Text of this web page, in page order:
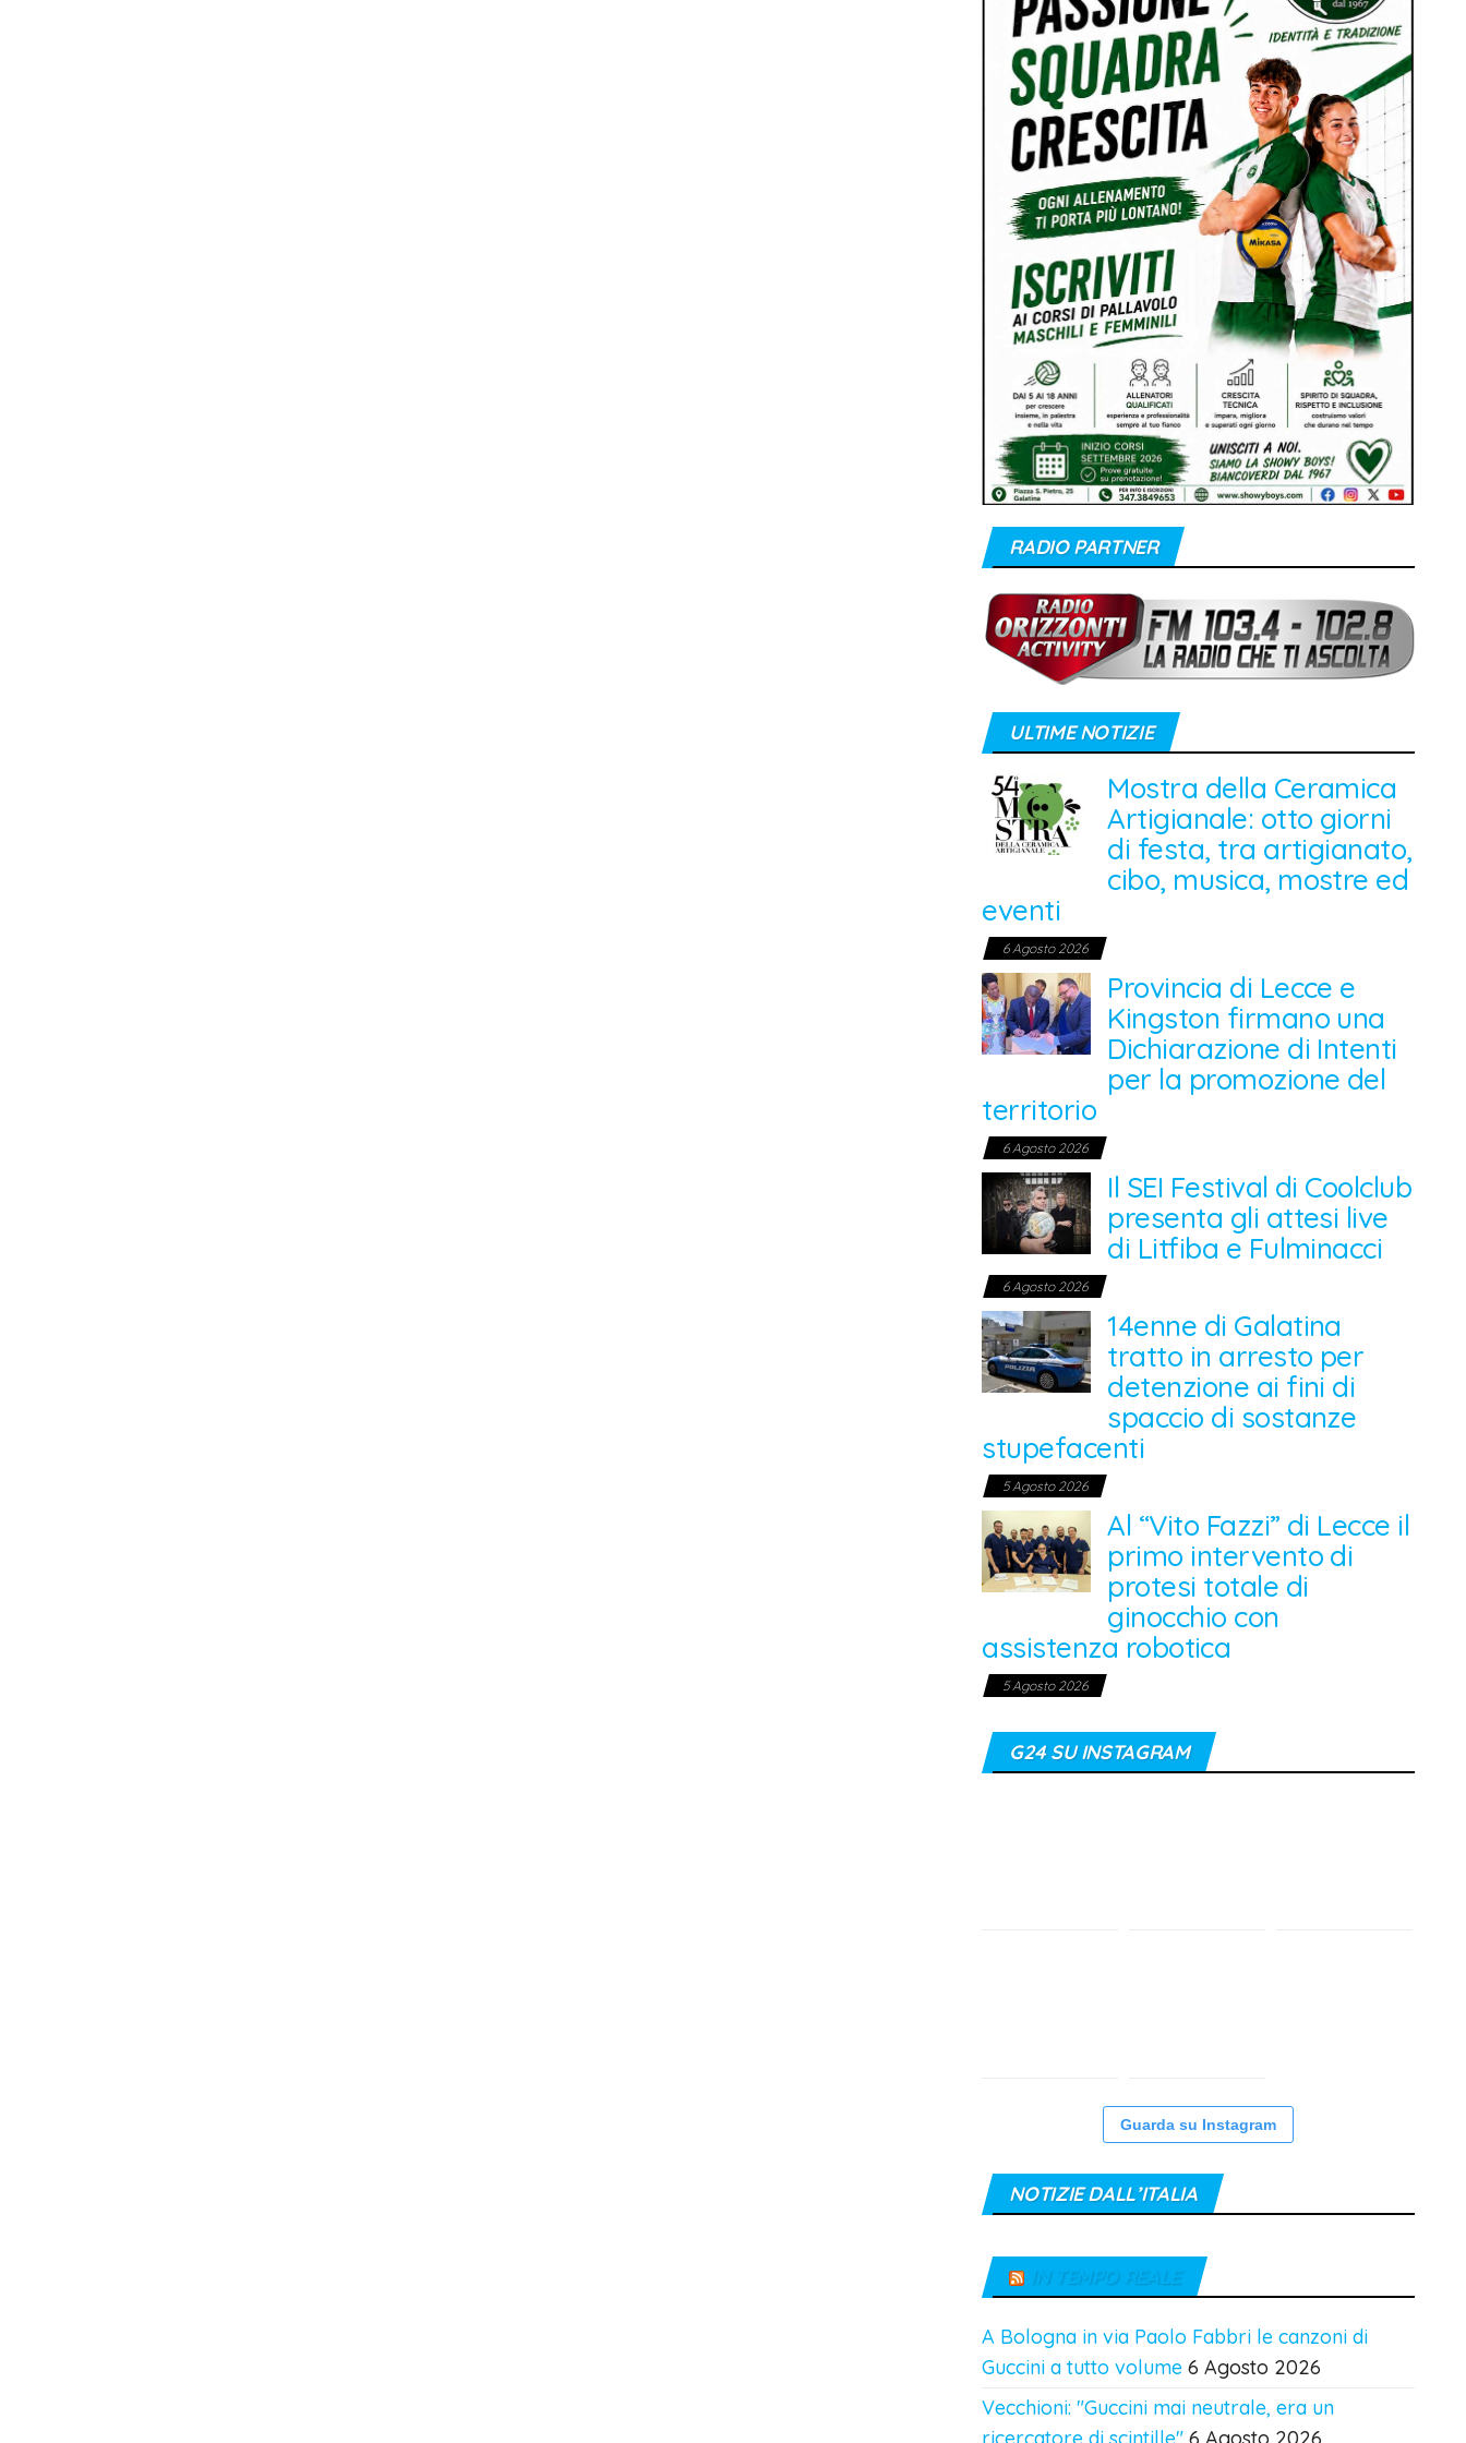
RADIO PARTNER
ULTIME NOTIZIE
Mostra della Ceramica
Artigianale: otto giorni
di festa, tra artigianato,
cibo, musica, mostre ed
eventi
6 Agosto 2026
Provincia di Lecce e
Kingston firmano una
Dichiarazione di Intenti
per la promozione del
territorio
6 Agosto 2026
Il SEI Festival di Coolclub
presenta gli attesi live
di Litfiba e Fulminacci
6 Agosto 2026
14enne di Galatina
tratto in arresto per
detenzione ai fini di
spaccio di sostanze
stupefacenti
5 Agosto 2026
Al “Vito Fazzi” di Lecce il
primo intervento di
protesi totale di
ginocchio con
assistenza robotica
5 Agosto 2026
G24 SU INSTAGRAM
Guarda su Instagram
NOTIZIE DALL’ITALIA
IN TEMPO REALE
A Bologna in via Paolo Fabbri le canzoni di
Guccini a tutto volume 6 Agosto 2026
Vecchioni: "Guccini mai neutrale, era un